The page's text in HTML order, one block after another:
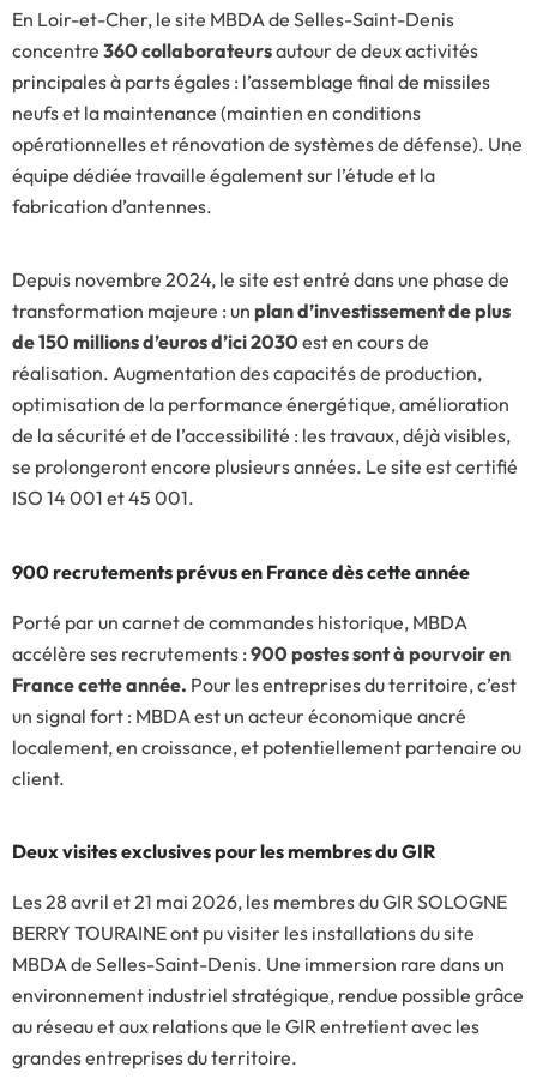
En Loir-et-Cher, le site MBDA de Selles-Saint-Denis
concentre 360 collaborateursautour de deux activités
principales à parts égales : l’assemblage final de missiles
neufs et la maintenance (maintien en conditions
opérationnelles et rénovation de systèmes de défense). Une
équipe dédiée travaille également sur l’étude et la
fabrication d’antennes.
Depuis novembre 2024, le site est entré dans une phase de
transformation majeure : un plan d’investissement de plus
de 150 millions d’euros d’ici 2030 est en cours de
réalisation. Augmentation des capacités de production,
optimisation de la performance énergétique, amélioration
de la sécurité et de l’accessibilité : les travaux, déjà visibles,
se prolongeront encore plusieurs années. Le site est certifié
ISO 14 001 et 45 001.
900 recrutements prévus en France dès cette année
Porté par un carnet de commandes historique, MBDA
accélère ses recrutements : 900 postes sont à pourvoir en
France cette année. Pour les entreprises du territoire, c’est
un signal fort : MBDA est un acteur économique ancré
localement, en croissance, et potentiellement partenaire ou
client.
Deux visites exclusives pour les membres du GIR
Les 28 avril et 21 mai 2026, les membres du GIR SOLOGNE
BERRY TOURAINE ont pu visiter les installations du site
MBDA de Selles-Saint-Denis. Une immersion rare dans un
environnement industriel stratégique, rendue possible grâce
au réseau et aux relations que le GIR entretient avec les
grandes entreprises du territoire.